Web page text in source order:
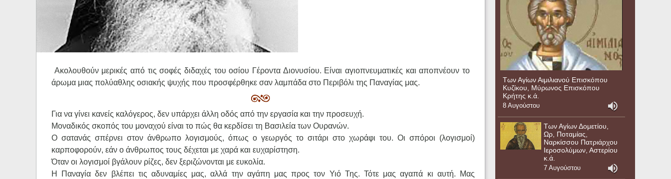
Ακολουθούν μερικές από τις σοφές διδαχές του οσίου Γέροντα Διονυσίου. Είναι αγιοπνευματικές και αποπνέουν το
άρωμα μιας πολύαθλης οσιακής ψυχής που προσφέρθηκε σαν λαμπάδα στο Περιβόλι της Παναγίας μας.
Για να γίνει κανείς καλόγερος, δεν υπάρχει άλλη οδός από την εργασία και την προσευχή.
Μοναδικός σκοπός του μοναχού είναι το πώς θα κερδίσει τη Βασιλεία των Ουρανών.
Ο σατανάς σπέρνει στον άνθρωπο λογισμούς, όπως ο γεωργός το σιτάρι στο χωράφι του. Οι σπόροι (λογισμοί)
καρποφορούν, εάν ο άνθρωπος τους δέχεται με χαρά και ευχαρίστηση.
Όταν οι λογισμοί βγάλουν ρίζες, δεν ξεριζώνονται με ευκολία.
Η Παναγία δεν βλέπει τις αδυναμίες μας, αλλά την αγάπη μας προς τον Υιό Της. Τότε μας αγαπά κι αυτή. Μας
Των Αγίων Αιμιλιανού Επισκόπου
Κυζίκου, Μύρωνος Επισκόπου
Κρήτης κ.ά.
8 Αυγούστου
Των Αγίων Δομετίου,
Ωρ, Ποταμίας,
Ναρκίσσου Πατριάρχου
Ιεροσολύμων, Αστερίου
κ.ά.
7 Αυγούστου